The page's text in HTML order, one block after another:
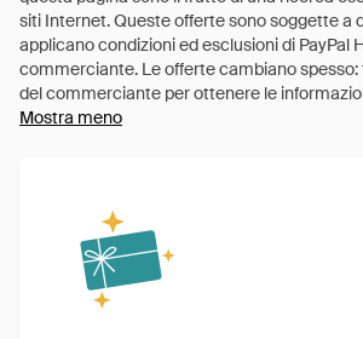
Mostra meno